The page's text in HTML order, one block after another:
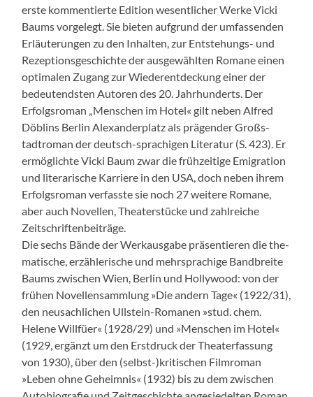
erste kom­men­tierte Edi­tion wesentlich­er Werke Vic­ki
Baums vorgelegt. Sie bieten auf­grund der umfassenden
Erläuterun­gen zu den Inhal­ten, zur Entste­hungs- und
Rezep­tion­s­geschichte der aus­gewählten Romane einen
opti­malen Zugang zur Wieder­ent­deck­ung ein­er der
bedeu­tend­sten Autoren des 20. Jahrhun­derts. Der
Erfol­gsro­man „Men­schen im Hotel« gilt neben Alfred
Döblins Berlin Alexan­der­platz als prä­gen­der Großs­
tadtro­man der deutsch-sprachi­gen Lit­er­atur (S. 423). Er
ermöglichte Vic­ki Baum zwar die frühzeit­ige Emi­gra­tion
und lit­er­arische Kar­riere in den USA, doch neben ihrem
Erfol­gsro­man ver­fasste sie noch 27 weit­ere Romane,
aber auch Nov­ellen, The­ater­stücke und zahlre­iche
Zeitschriften­beiträge.
Die sechs Bände der Werkaus­gabe präsen­tieren die the­
ma­tis­che, erzäh­lerische und mehrsprachige Band­bre­ite
Baums zwis­chen Wien, Berlin und Hol­ly­wood: von der
frühen Nov­el­len­samm­lung »Die andern Tage« (1922/31),
den neusach­lichen Ull­stein-Roma­nen »stud. chem.
Helene Willfüer« (1928/29) und »Men­schen im Hotel«
(1929, ergänzt um den Erst­druck der The­ater­fas­sung
von 1930), über den (selbst-)kritischen Film­ro­man
»Leben ohne Geheim­nis« (1932) bis zu dem zwis­chen